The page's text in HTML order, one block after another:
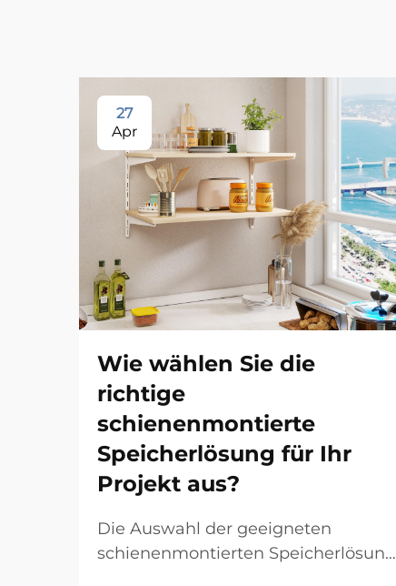
27
Apr
Wie wählen Sie die
richtige
schienenmontierte
Speicherlösung für Ihr
Projekt aus?
Die Auswahl der geeigneten
schienenmontierten Speicherlösung